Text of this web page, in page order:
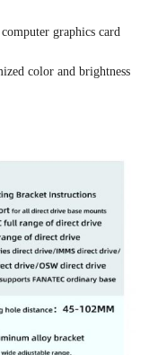
graphics card
color and brightness